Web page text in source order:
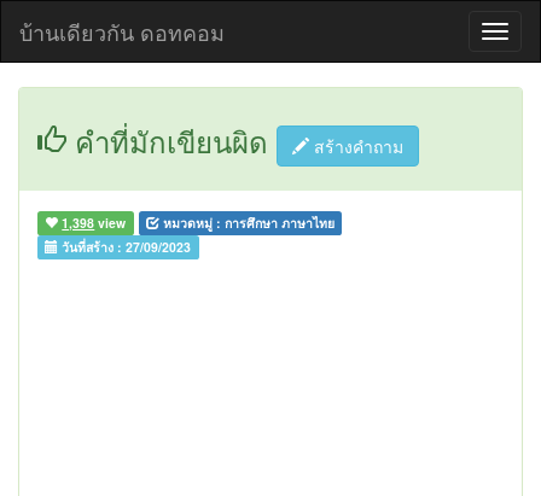
บ้านเดียวกัน ดอทคอม
คำที่มักเขียนผิด สร้างคำถาม
1,398 view หมวดหมู่ : การศึกษา ภาษาไทย
วันที่สร้าง :27/09/2023